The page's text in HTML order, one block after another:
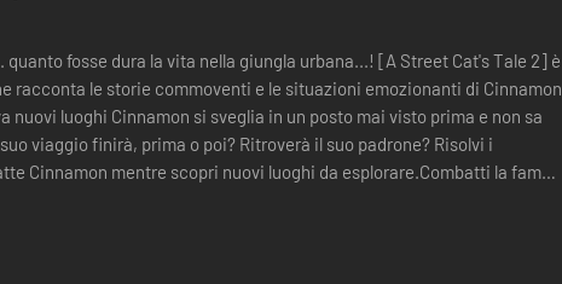
dura la vita nella giungla urbana...! [A Street Cat's Tale 2] è
racconta le storie commoventi e le situazioni emozionanti di Cinnamon
posto mai visto prima e non sa
viaggio finirà, prima o poi? Ritroverà il suo padrone? Risolvi i
Cinnamon mentre scopri nuovi luoghi da esplorare.Combatti la fame